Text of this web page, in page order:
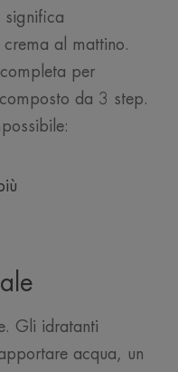
significa
al mattino.
per
da 3 step.
Gli idratanti
acqua, un